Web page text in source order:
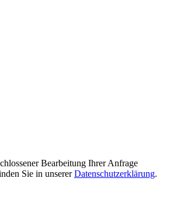
Bearbeitung Ihrer Anfrage
Sie in unsererDatenschutzerklärung.